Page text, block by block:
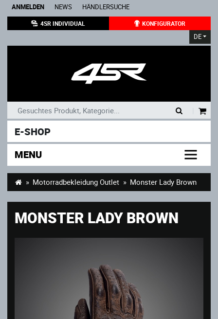
ANMELDEN NEWS HÄNDLERSUCHE
4SR INDIVIDUAL KONFIGURATOR
DE
E-SHOP
MENU
Motorradbekleidung Outlet Monster Lady Brown
MONSTER LADY BROWN